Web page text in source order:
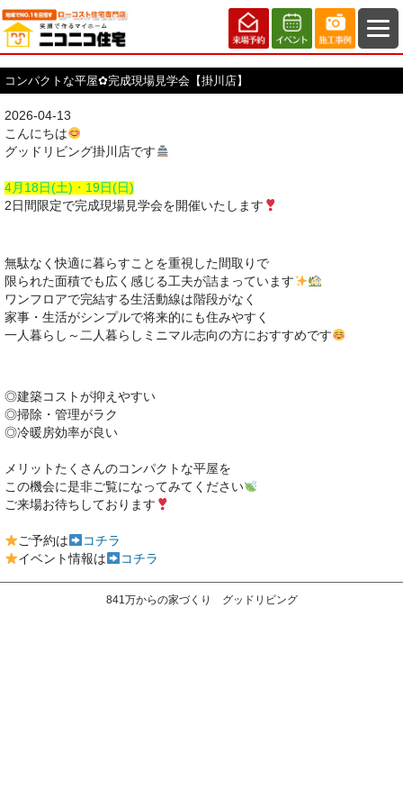
コンパクトな平屋✿完成現場見学会【掛川店】
2026-04-13
こんにちは
グッドリビング掛川店です
4月18日(土)・19日(日)
2日間限定で完成現場見学会を開催いたします
無駄なく快適に暮らすことを重視した間取りで
限られた面積でも広く感じる工夫が詰まっています
ワンフロアで完結する生活動線は階段がなく
家事・生活がシンプルで将来的にも住みやすく
一人暮らし～二人暮らしミニマル志向の方におすすめです
◎建築コストが抑えやすい
◎掃除・管理がラク
◎冷暖房効率が良い
メリットたくさんのコンパクトな平屋を
この機会に是非ご覧になってみてください
ご来場お待ちしております
ご予約は
コチラ
イベント情報は
コチラ
841万からの家づくり グッドリビング